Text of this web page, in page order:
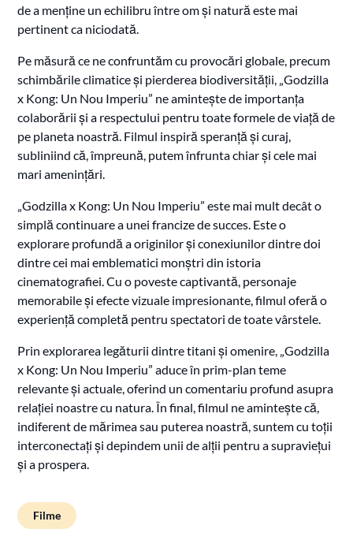
de a menține un echilibru între om și natură este mai
pertinent ca niciodată.
Pe măsură ce ne confruntăm cu provocări globale, precum
schimbările climatice și pierderea biodiversității, „Godzilla
x Kong: Un Nou Imperiu” ne amintește de importanța
colaborării și a respectului pentru toate formele de viață de
pe planeta noastră. Filmul inspiră speranță și curaj,
subliniind că, împreună, putem înfrunta chiar și cele mai
mari amenințări.
„Godzilla x Kong: Un Nou Imperiu” este mai mult decât o
simplă continuare a unei francize de succes. Este o
explorare profundă a originilor și conexiunilor dintre doi
dintre cei mai emblematici monștri din istoria
cinematografiei. Cu o poveste captivantă, personaje
memorabile și efecte vizuale impresionante, filmul oferă o
experiență completă pentru spectatori de toate vârstele.
Prin explorarea legăturii dintre titani și omenire, „Godzilla
x Kong: Un Nou Imperiu” aduce în prim-plan teme
relevante și actuale, oferind un comentariu profund asupra
relației noastre cu natura. În final, filmul ne amintește că,
indiferent de mărimea sau puterea noastră, suntem cu toții
interconectați și depindem unii de alții pentru a supraviețui
și a prospera.
Filme